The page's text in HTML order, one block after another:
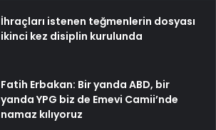
İhraçları istenen teğmenlerin dosyası
ikinci kez disiplin kurulunda
Fatih Erbakan: Bir yanda ABD, bir
yanda YPG biz de Emevi Camii’nde
namaz kılıyoruz